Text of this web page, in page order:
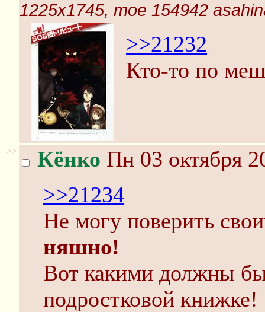
1225x1745, moe 154942
>>21232
Кто-то по
>> Кёнко Пн 03 октября
>>21234
Не могу поверить
няшно!
Вот какими должны
подростковой книжке!